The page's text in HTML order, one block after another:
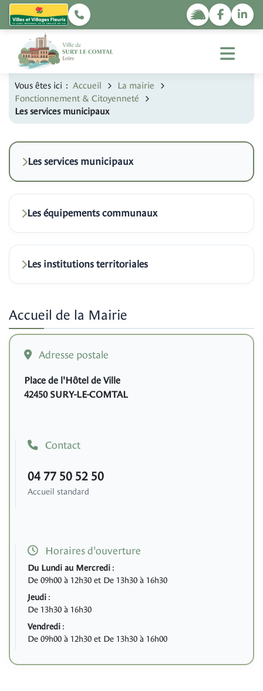
Vous êtes ici : Accueil
La mairie
Fonctionnement & Citoyenneté
Les services municipaux
Les services municipaux
Les équipements communaux
Les institutions territoriales
Accueil de la Mairie
Adresse postale
Place de l'Hôtel de Ville
42450 SURY-LE-COMTAL
Contact
04 77 50 52 50
Accueil standard
Horaires d'ouverture
Du Lundi au Mercredi :
De 09h00 à 12h30 et De 13h30 à 16h30
Jeudi :
De 13h30 à 16h30
Vendredi :
De 09h00 à 12h30 et De 13h30 à 16h00